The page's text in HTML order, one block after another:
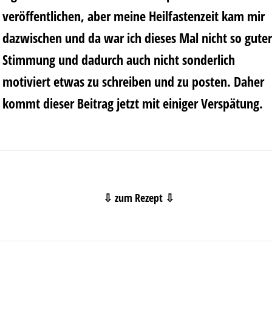
veröffentlichen, aber meine Heilfastenzeit kam mir
dazwischen und da war ich dieses Mal nicht so guter
Stimmung und dadurch auch nicht sonderlich
motiviert etwas zu schreiben und zu posten. Daher
kommt dieser Beitrag jetzt mit einiger Verspätung.
⇩ zum Rezept ⇩